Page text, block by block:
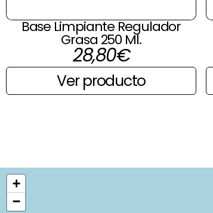
Base Limpiante Regulador
Grasa 250 Ml.
28,80€
Ver producto
+
−